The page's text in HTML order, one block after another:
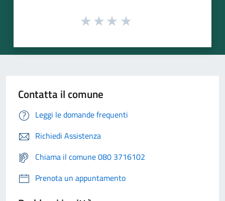
Contatta il comune
Leggi le domande frequenti
Richiedi Assistenza
Chiama il comune 080 3716102
Prenota un appuntamento